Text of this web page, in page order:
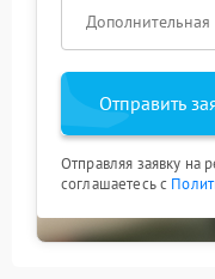
Отправить
Отправляя заявку на
соглашаетесь с